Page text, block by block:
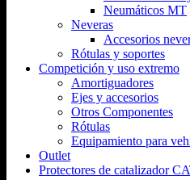
Neumáticos MT
Neveras
Accesorios
Rótulas y soportes
Competición y uso extremo
Amortiguadores
Ejes y accesorios
Otros Componentes
Rótulas
Equipamiento para
Outlet
Protectores de catalizador